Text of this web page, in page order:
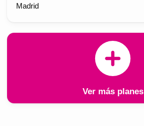
Madrid
Ver más planes